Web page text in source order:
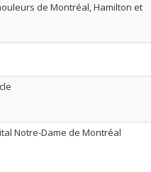
de Montréal, Hamilton et
Notre-Dame de Montréal